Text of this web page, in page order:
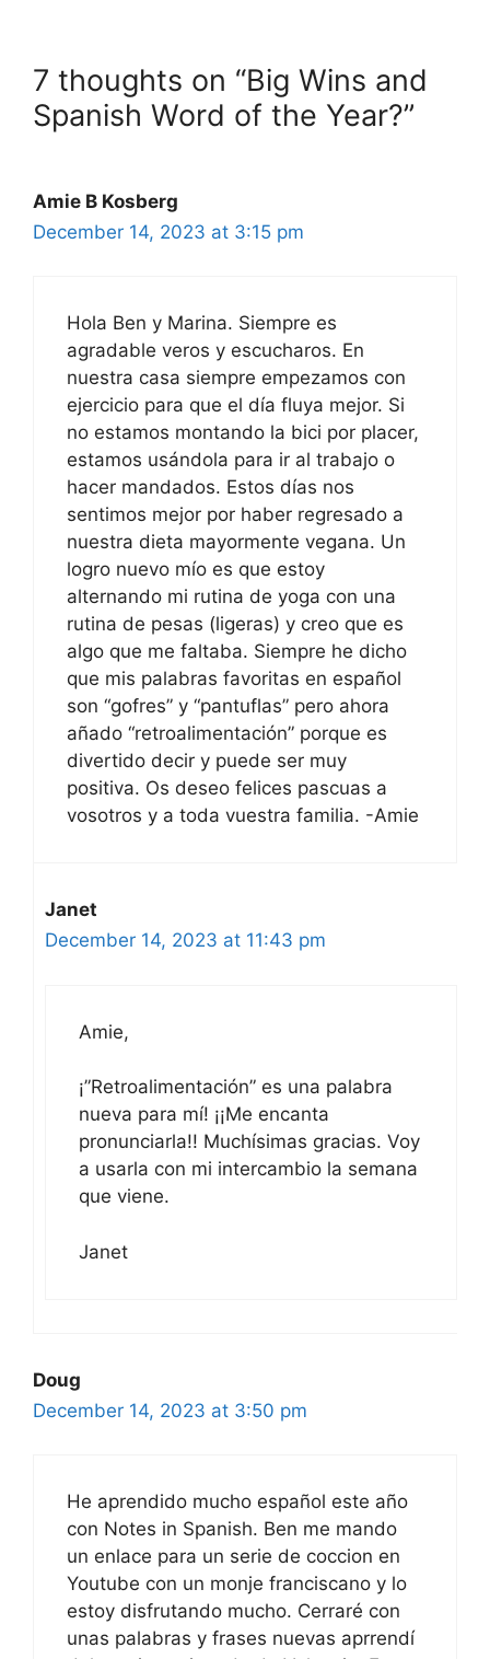
7 thoughts on “Big Wins and
Spanish Word of the Year?”
Amie B Kosberg
December 14, 2023 at 3:15 pm
Hola Ben y Marina. Siempre es
agradable veros y escucharos. En
nuestra casa siempre empezamos con
ejercicio para que el día fluya mejor. Si
no estamos montando la bici por placer,
estamos usándola para ir al trabajo o
hacer mandados. Estos días nos
sentimos mejor por haber regresado a
nuestra dieta mayormente vegana. Un
logro nuevo mío es que estoy
alternando mi rutina de yoga con una
rutina de pesas (ligeras) y creo que es
algo que me faltaba. Siempre he dicho
que mis palabras favoritas en español
son “gofres” y “pantuflas” pero ahora
añado “retroalimentación” porque es
divertido decir y puede ser muy
positiva. Os deseo felices pascuas a
vosotros y a toda vuestra familia. -Amie
Janet
December 14, 2023 at 11:43 pm
Amie,
¡”Retroalimentación” es una palabra
nueva para mí! ¡¡Me encanta
pronunciarla!! Muchísimas gracias. Voy
a usarla con mi intercambio la semana
que viene.
Janet
Doug
December 14, 2023 at 3:50 pm
He aprendido mucho español este año
con Notes in Spanish. Ben me mando
un enlace para un serie de coccion en
Youtube con un monje franciscano y lo
estoy disfrutando mucho. Cerraré con
unas palabras y frases nuevas aprrendí